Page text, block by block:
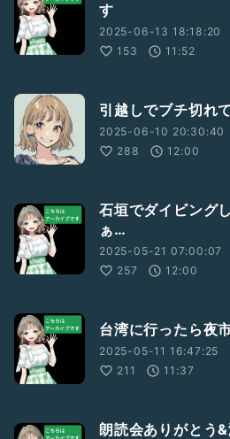
す
2025-06-13 18:18:20
153
11:52
引越しでブチ切れ
2025-06-10 20:30:40
288
12:00
石垣でダイビング
ぁ…
2025-05-21 07:00:07
257
12:00
台湾に行ったら夜
2025-05-11 16:47:25
211
11:37
朗読会ありがとう